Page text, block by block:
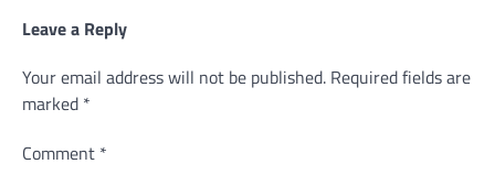
Leave a Reply
Your email address will not be published. Required fields are
marked *
Comment *